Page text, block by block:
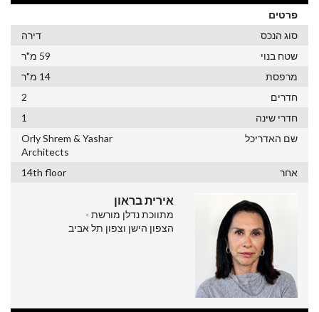
פרטים
סוג הנכס
דירה
שטח בנוי
59 מ"ר
מרפסת
14 מ"ר
חדרים
2
חדרי שינה
1
שם האדריכל
Orly Shrem & Yashar
Architects
אחר
14th floor
אירית בראון
מתווכת נדלן מורשת -
הצפון הישן וצפון תל אביב